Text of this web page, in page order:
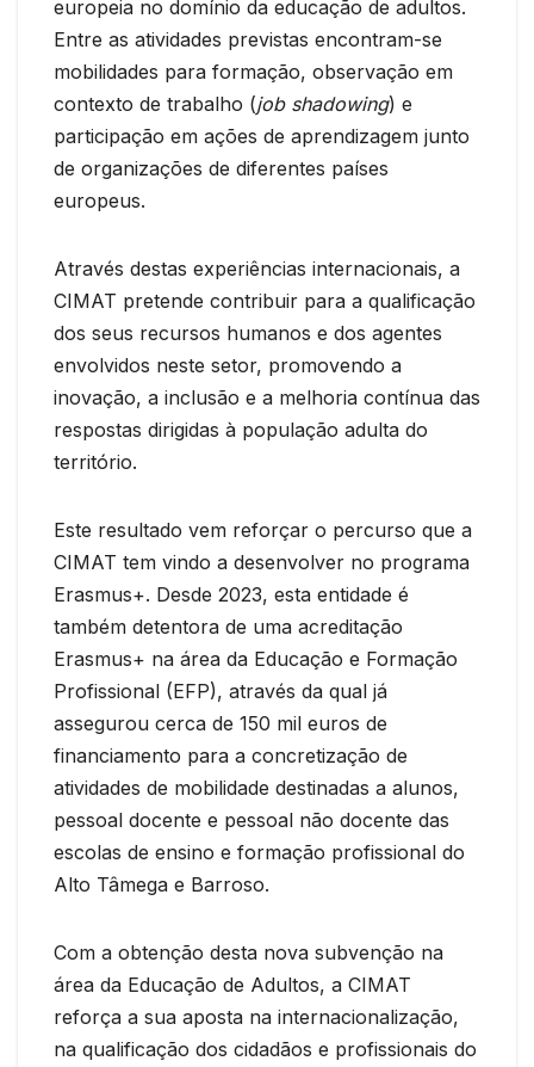
europeia no domínio da educação de adultos.
Entre as atividades previstas encontram-se
mobilidades para formação, observação em
contexto de trabalho (job shadowing) e
participação em ações de aprendizagem junto
de organizações de diferentes países
europeus.
Através destas experiências internacionais, a
CIMAT pretende contribuir para a qualificação
dos seus recursos humanos e dos agentes
envolvidos neste setor, promovendo a
inovação, a inclusão e a melhoria contínua das
respostas dirigidas à população adulta do
território.
Este resultado vem reforçar o percurso que a
CIMAT tem vindo a desenvolver no programa
Erasmus+. Desde 2023, esta entidade é
também detentora de uma acreditação
Erasmus+ na área da Educação e Formação
Profissional (EFP), através da qual já
assegurou cerca de 150 mil euros de
financiamento para a concretização de
atividades de mobilidade destinadas a alunos,
pessoal docente e pessoal não docente das
escolas de ensino e formação profissional do
Alto Tâmega e Barroso.
Com a obtenção desta nova subvenção na
área da Educação de Adultos, a CIMAT
reforça a sua aposta na internacionalização,
na qualificação dos cidadãos e profissionais do